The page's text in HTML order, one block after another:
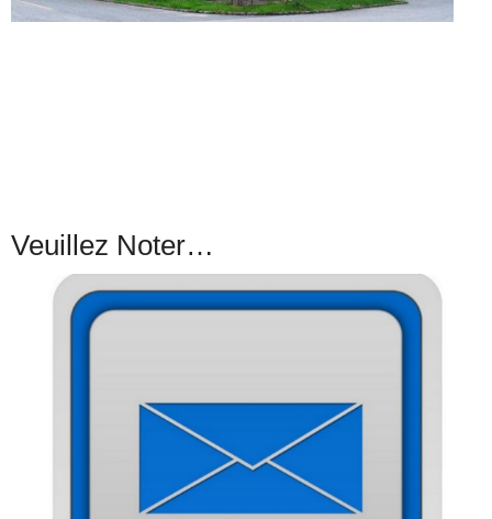
Veuillez Noter…